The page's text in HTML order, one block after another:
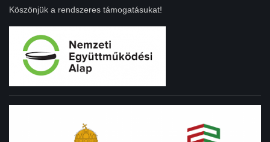
Köszönjük a rendszeres támogatásukat!